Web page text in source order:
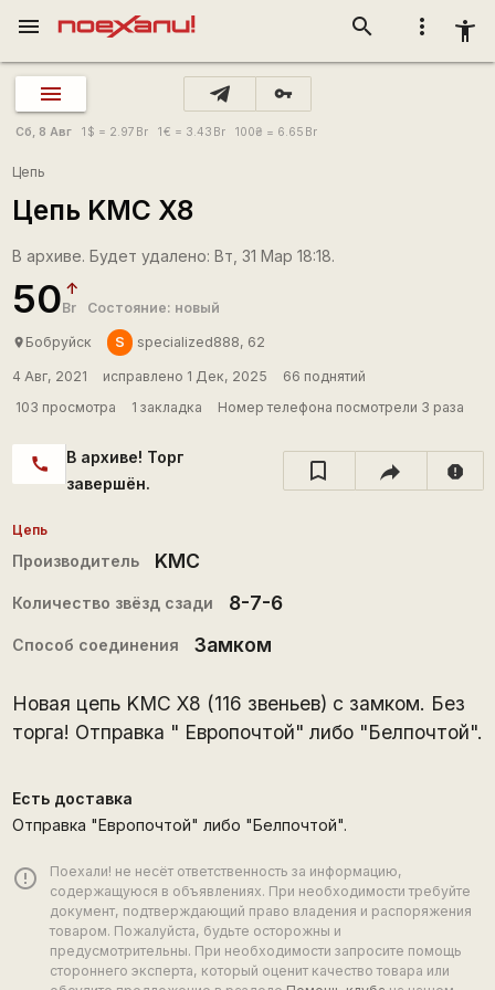
more_vert accessibility_new
search
menu
vpn_key
Сб, 8 Авг 1 $ = 2.97 Br 1€ = 3.43 Br 100₴ = 6.65 Br
Цепь
Цепь KMC X8
В архиве. Будет удалено: Вт, 31 Мар 18:18.
50Br Состояние: новый
place Бобруйск S specialized888, 62
4 Авг, 2021 исправлено 1 Дек, 2025
66 поднятий
103 просмотра
1 закладка Номер телефона посмотрели 3 раза
call
В архиве! Торг
завершён.
report
Цепь
Производитель KMC
Количество звёзд сзади 8-7-6
Способ соединения Замком
Новая цепь KMC X8 (116 звеньев) с замком. Без
торга! Отправка " Европочтой" либо "Белпочтой".
Есть доставка
Отправка "Европочтой" либо "Белпочтой".
error_outline
Поехали! не несёт ответственность за информацию,
содержащуюся в объявлениях. При необходимости требуйте
документ, подтверждающий право владения и распоряжения
товаром. Пожалуйста, будьте осторожны и
предусмотрительны. При необходимости запросите помощь
стороннего эксперта, который оценит качество товара или